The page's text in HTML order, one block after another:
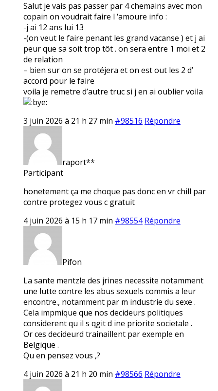
Salut je vais pas passer par 4 chemains avec mon
copain on voudrait faire l ‘amoure info :
-j ai 12 ans lui 13
-(on veut le faire penant les grand vacanse ) et j ai
peur que sa soit trop tôt . on sera entre 1 moi et 2
de relation
– bien sur on se protéjera et on est out les 2 d’
accord pour le faire
voila je remetre d’autre truc si j en ai oublier voila
3 juin 2026 à 21 h 27 min #98516 Répondre
raport**
Participant
honetement ça me choque pas donc en vr chill par
contre protegez vous c gratuit
4 juin 2026 à 15 h 17 min #98554 Répondre
Pifon
La sante mentzle des jrines necessite notamment
une lutte contre les abus sexuels commis a leur
encontre., notamment par m industrie du sexe .
Cela impmique que nos decideurs politiques
considerent qu il s qgit d ine priorite societale .
Or ces decideurd trainaillent par exemple en
Belgique .
Qu en pensez vous ,?
4 juin 2026 à 21 h 20 min #98566 Répondre